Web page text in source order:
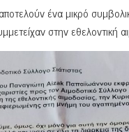
ένα μικρό
στην εθελοντική